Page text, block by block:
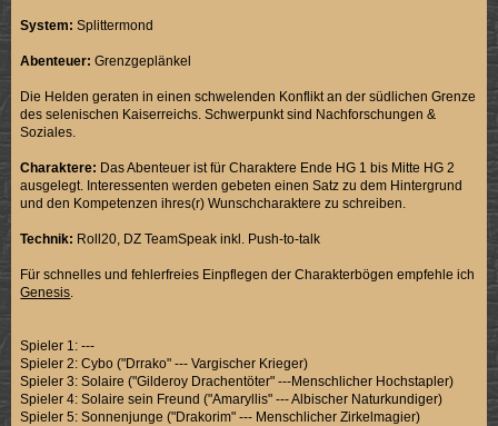
System: Splittermond
Abenteuer: Grenzgeplänkel
Die Helden geraten in einen schwelenden Konflikt an der südlichen Grenze
des selenischen Kaiserreichs. Schwerpunkt sind Nachforschungen &
Soziales.
Charaktere: Das Abenteuer ist für Charaktere Ende HG 1 bis Mitte HG 2
ausgelegt. Interessenten werden gebeten einen Satz zu dem Hintergrund
und den Kompetenzen ihres(r) Wunschcharaktere zu schreiben.
Technik: Roll20, DZ TeamSpeak inkl. Push-to-talk
Für schnelles und fehlerfreies Einpflegen der Charakterbögen empfehle ich
Genesis.
Spieler 1: ---
Spieler 2: Cybo ("Drrako" --- Vargischer Krieger)
Spieler 3: Solaire ("Gilderoy Drachentöter" ---Menschlicher Hochstapler)
Spieler 4: Solaire sein Freund ("Amaryllis" --- Albischer Naturkundiger)
Spieler 5: Sonnenjunge ("Drakorim" --- Menschlicher Zirkelmagier)